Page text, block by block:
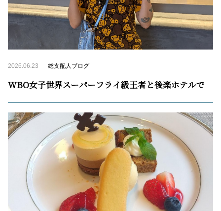
2026.06.23 総支配人ブログ
WBO女子世界スーパーフライ級王者と後楽ホテルで